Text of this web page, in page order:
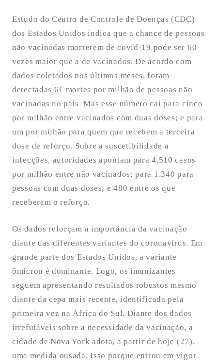
Estudo do Centro de Controle de Doenças (CDC)
dos Estados Unidos indica que a chance de pessoas
não vacinadas morrerem de covid-19 pode ser 60
vezes maior que a de vacinados. De acordo com
dados coletados nos últimos meses, foram
detectadas 61 mortes por milhão de pessoas não
vacinadas no país. Mas esse número cai para cinco
por milhão entre vacinados com duas doses; e para
um por milhão para quem que recebem a terceira
dose de reforço. Sobre a suscetibilidade a
infecções, autoridades apontam para 4.510 casos
por milhão entre não vacinados; para 1.340 para
pessoas com duas doses; e 480 entre os que
receberam o reforço.
Os dados reforçam a importância da vacinação
diante das diferentes variantes do coronavírus. Em
grande parte dos Estados Unidos, a variante
ômicron é dominante. Logo, os imunizantes
seguem apresentando resultados robustos mesmo
diante da cepa mais recente, identificada pela
primeira vez na África do Sul. Diante dos dados
irrefutáveis sobre a necessidade da vacinação, a
cidade de Nova York adota, a partir de hoje (27),
uma medida ousada. Isso porque entrou em vigor